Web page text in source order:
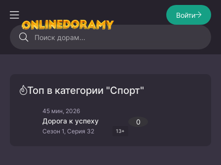
Войти
Топ в категории "Спорт"
45 мин, 2026
Дорога к успеху
Сезон 1, Серия 32 13+
0